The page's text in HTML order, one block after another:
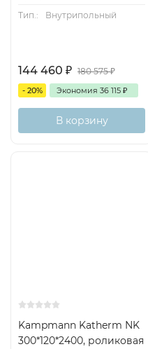
Тип.:
Внутрипольный
144 460 ₽ 180 575₽
- 20% Экономия 36 115 ₽
В корзину
Kampmann Katherm NK
300*120*2400, роликовая